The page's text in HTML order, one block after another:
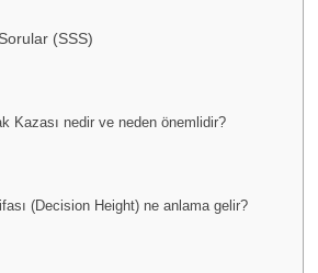
(SSS)
Kazası nedir ve neden önemlidir?
(Decision Height) ne anlama gelir?